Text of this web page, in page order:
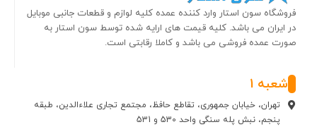
فروشگاه سون استار وارد کننده عمده کلیه لوازم و قطعات جانبی موبایل
در ایران می باشد. کلیه قیمت های ارایه شده توسط سون استار به
صورت عمده فروشی می باشد و کاملا رقابتی است.
شعبه 1
تهران، خیابان جمهوری، تقاطع حافظ، مجتمع تجاری علاءالدین، طبقه
پنجم، نبش پله سنگی واحد 530 و 531